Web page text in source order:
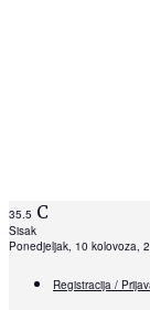
35.5 C
Sisak
Ponedjeljak, 10 kolovoza,
Registracija /